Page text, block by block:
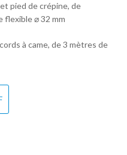
pied de crépine, de
flexible ⌀ 32 mm
à came, de 3 mètres de